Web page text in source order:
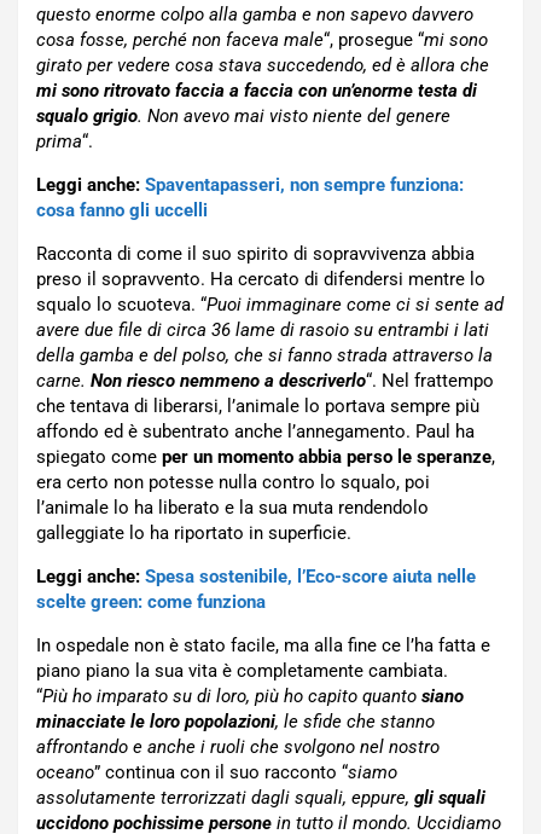
questo enorme colpo alla gamba e non sapevo davvero
cosa fosse, perché non faceva male“, prosegue “mi sono
girato per vedere cosa stava succedendo, ed è allora che
mi sono ritrovato faccia a faccia con un’enorme testa di
squalo grigio. Non avevo mai visto niente del genere
prima“.
Leggi anche: Spaventapasseri, non sempre funziona:
cosa fanno gli uccelli
Racconta di come il suo spirito di sopravvivenza abbia
preso il sopravvento. Ha cercato di difendersi mentre lo
squalo lo scuoteva. “Puoi immaginare come ci si sente ad
avere due file di circa 36 lame di rasoio su entrambi i lati
della gamba e del polso, che si fanno strada attraverso la
carne. Non riesco nemmeno a descriverlo“. Nel frattempo
che tentava di liberarsi, l’animale lo portava sempre più
affondo ed è subentrato anche l’annegamento. Paul ha
spiegato come per un momento abbia perso le speranze,
era certo non potesse nulla contro lo squalo, poi
l’animale lo ha liberato e la sua muta rendendolo
galleggiate lo ha riportato in superficie.
Leggi anche: Spesa sostenibile, l’Eco-score aiuta nelle
scelte green: come funziona
In ospedale non è stato facile, ma alla fine ce l’ha fatta e
piano piano la sua vita è completamente cambiata.
“Più ho imparato su di loro, più ho capito quanto siano
minacciate le loro popolazioni, le sfide che stanno
affrontando e anche i ruoli che svolgono nel nostro
oceano” continua con il suo racconto “siamo
assolutamente terrorizzati dagli squali, eppure, gli squali
uccidono pochissime persone in tutto il mondo. Uccidiamo